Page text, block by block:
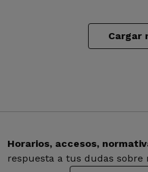
Cargar
Horarios, accesos,
respuesta a tus dudas sobre